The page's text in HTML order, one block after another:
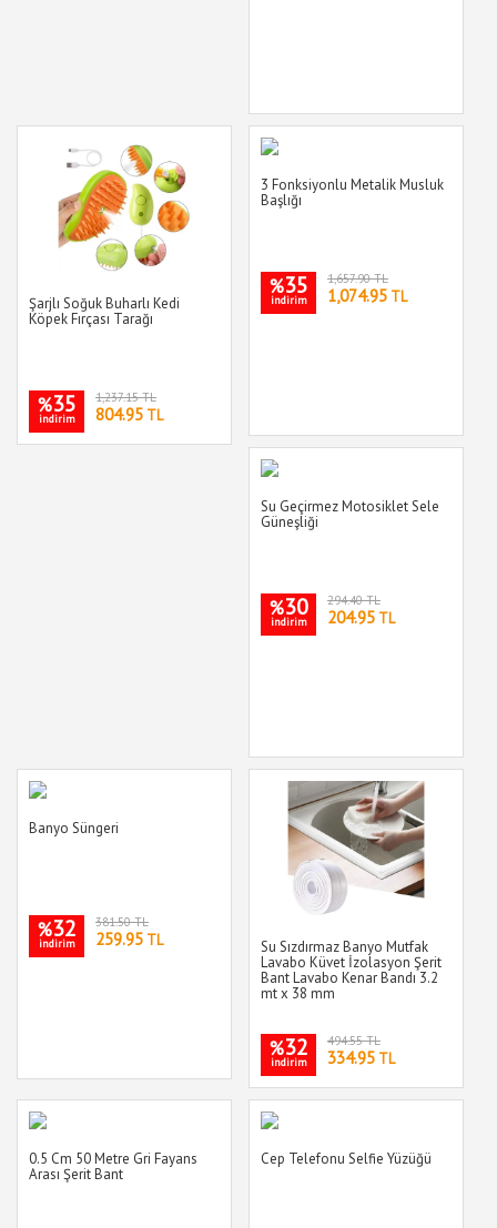
Şarjlı Soğuk Buharlı Kedi
Köpek Fırçası Tarağı
%35
indirim
1,237.15 TL
804.95 TL
3 Fonksiyonlu Metalik Musluk
Başlığı
%35
indirim
1,657.90 TL
1,074.95 TL
Su Geçirmez Motosiklet Sele
Güneşliği
%30
indirim
294.40 TL
204.95 TL
Banyo Süngeri
%32
indirim
381.50 TL
259.95 TL
Su Sızdırmaz Banyo Mutfak
Lavabo Küvet İzolasyon Şerit
Bant Lavabo Kenar Bandı 3.2
mt x 38 mm
%32
indirim
494.55 TL
334.95 TL
0.5 Cm 50 Metre Gri Fayans
Arası Şerit Bant
Cep Telefonu Selfie Yüzüğü